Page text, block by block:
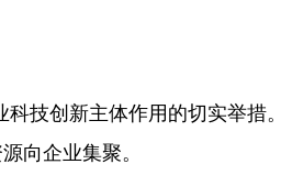
创新主体作用的切实举措
向企业集聚。